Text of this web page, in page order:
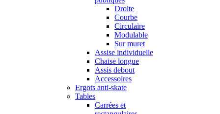
Droite
Courbe
Circulaire
Modulable
Sur muret
Assise individuelle
Chaise longue
Assis debout
Accessoires
Ergots anti-skate
Tables
Carrées et